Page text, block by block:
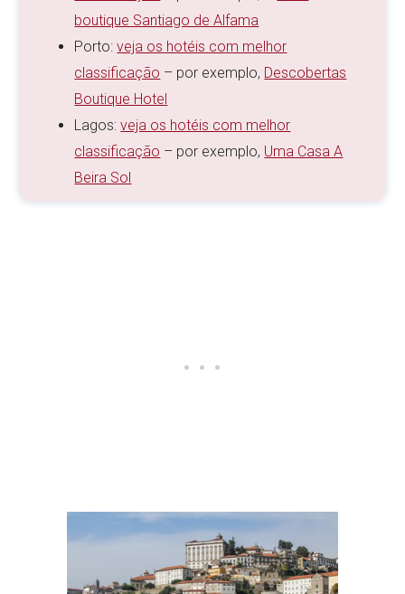
boutique Santiago de Alfama
Porto:veja os hotéis com melhor
classificação – por exemplo, Descobertas
Boutique Hotel
Lagos:veja os hotéis com melhor
classificação – por exemplo, Uma Casa A
Beira Sol